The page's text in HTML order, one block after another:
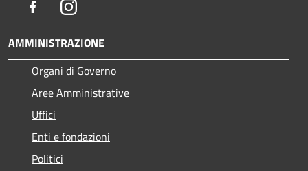
FacebookInstagram
AMMINISTRAZIONE
Organi di Governo
Aree Amministrative
Uffici
Enti e fondazioni
Politici